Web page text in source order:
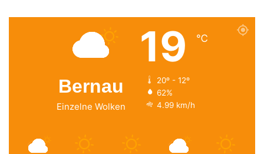
Bernau
Einzelne Wolken
19 ℃
20º - 12º
62%
4.99 km/h